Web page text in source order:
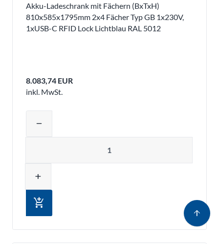
Akku-Ladeschrank mit Fächern (BxTxH)
810x585x1795mm 2x4 Fächer Typ GB 1x230V,
1xUSB-C RFID Lock Lichtblau RAL 5012
8.083,74 EUR
inkl. MwSt.
remove
add
add_shopping_cart
arrow_upward